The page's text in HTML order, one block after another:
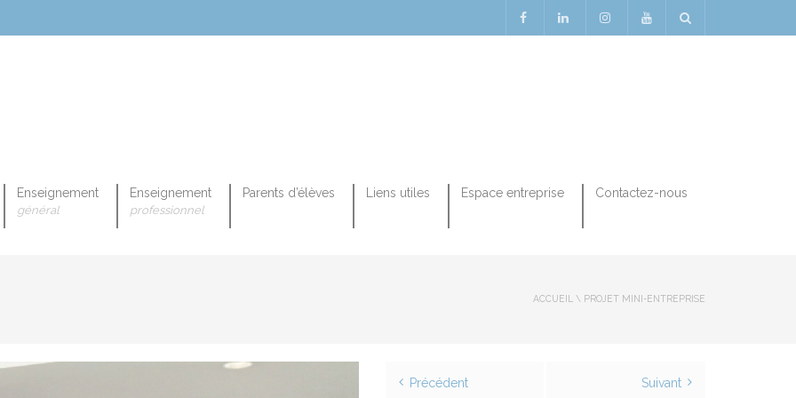
Enseignement
général
Enseignement
professionnel
Parents d’élèves Liens utiles Espace entreprise Contactez-nous
ACCUEIL \ PROJET MINI-ENTREPRISE
Précédent Suivant